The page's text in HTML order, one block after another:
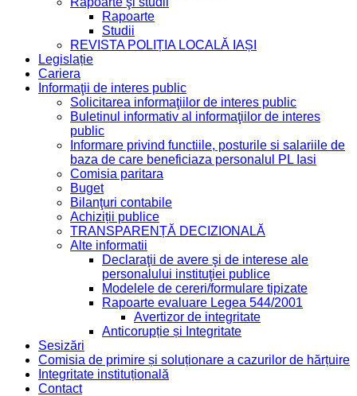
Rapoarte
Studii
REVISTA POLIȚIA LOCALĂ IAȘI
Legislație
Cariera
Informaţii de interes public
Solicitarea informaţiilor de interes public
Buletinul informativ al informaţiilor de interes
public
Informare privind functiile, posturile si salariile de
baza de care beneficiaza personalul PL Iasi
Comisia paritara
Buget
Bilanţuri contabile
Achiziții publice
TRANSPARENȚĂ DECIZIONALĂ
Alte informatii
Declaraţii de avere şi de interese ale
personalului instituţiei publice
Modelele de cereri/formulare tipizate
Rapoarte evaluare Legea 544/2001
Avertizor de integritate
Anticorupție și Integritate
Sesizări
Comisia de primire și soluționare a cazurilor de hărțuire
Integritate instituțională
Contact